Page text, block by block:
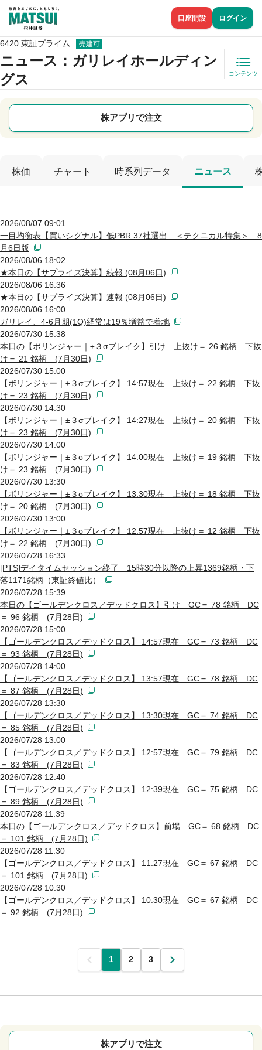
口座開設 ログイン
6420 東証プライム 売建可
ニュース ：ガリレイホールディン
グス
コンテンツ
株アプリで注文
株価 チャート 時系列データ ニュース
2026/08/07 09:01
一目均衡表【買いシグナル】低PBR 37社選出 ＜テクニカル特集＞ 8
月6日版
2026/08/06 18:02
★本日の【サプライズ決算】続報 (08月06日)
2026/08/06 16:36
★本日の【サプライズ決算】速報 (08月06日)
2026/08/06 16:00
ガリレイ、4-6月期(1Q)経常は19％増益で着地
2026/07/30 15:38
本日の【ボリンジャー｜±３σブレイク】引け 上抜け＝ 26 銘柄 下抜
け＝ 21 銘柄 (7月30日)
2026/07/30 15:00
【ボリンジャー｜±３σブレイク】 14:57現在 上抜け＝ 22 銘柄 下抜
け＝ 23 銘柄 (7月30日)
2026/07/30 14:30
【ボリンジャー｜±３σブレイク】 14:27現在 上抜け＝ 20 銘柄 下抜
け＝ 23 銘柄 (7月30日)
2026/07/30 14:00
【ボリンジャー｜±３σブレイク】 14:00現在 上抜け＝ 19 銘柄 下抜
け＝ 23 銘柄 (7月30日)
2026/07/30 13:30
【ボリンジャー｜±３σブレイク】 13:30現在 上抜け＝ 18 銘柄 下抜
け＝ 20 銘柄 (7月30日)
2026/07/30 13:00
【ボリンジャー｜±３σブレイク】 12:57現在 上抜け＝ 12 銘柄 下抜
け＝ 22 銘柄 (7月30日)
2026/07/28 16:33
[PTS]デイタイムセッション終了 15時30分以降の上昇1369銘柄・下
落1171銘柄（東証終値比）
2026/07/28 15:39
本日の【ゴールデンクロス／デッドクロス】引け GC＝ 78 銘柄 DC
＝ 96 銘柄 (7月28日)
2026/07/28 15:00
【ゴールデンクロス／デッドクロス】 14:57現在 GC＝ 73 銘柄 DC
＝ 93 銘柄 (7月28日)
2026/07/28 14:00
【ゴールデンクロス／デッドクロス】 13:57現在 GC＝ 78 銘柄 DC
＝ 87 銘柄 (7月28日)
2026/07/28 13:30
【ゴールデンクロス／デッドクロス】 13:30現在 GC＝ 74 銘柄 DC
＝ 85 銘柄 (7月28日)
2026/07/28 13:00
【ゴールデンクロス／デッドクロス】 12:57現在 GC＝ 79 銘柄 DC
＝ 83 銘柄 (7月28日)
2026/07/28 12:40
【ゴールデンクロス／デッドクロス】 12:39現在 GC＝ 75 銘柄 DC
＝ 89 銘柄 (7月28日)
2026/07/28 11:39
本日の【ゴールデンクロス／デッドクロス】前場 GC＝ 68 銘柄 DC
＝ 101 銘柄 (7月28日)
2026/07/28 11:30
【ゴールデンクロス／デッドクロス】 11:27現在 GC＝ 67 銘柄 DC
＝ 101 銘柄 (7月28日)
2026/07/28 10:30
【ゴールデンクロス／デッドクロス】 10:30現在 GC＝ 67 銘柄 DC
＝ 92 銘柄 (7月28日)
前 1 2 3 次
株アプリで注文